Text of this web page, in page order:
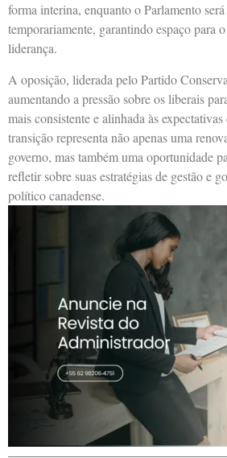
forma interina, enquanto o Parlamento será
temporariamente, garantindo espaço para
liderança.
A oposição, liderada pelo Partido
aumentando a pressão sobre os liberais
mais consistente e alinhada às
transição representa não apenas uma
governo, mas também uma oportunidade
refletir sobre suas estratégias de gestão e
político canadense.